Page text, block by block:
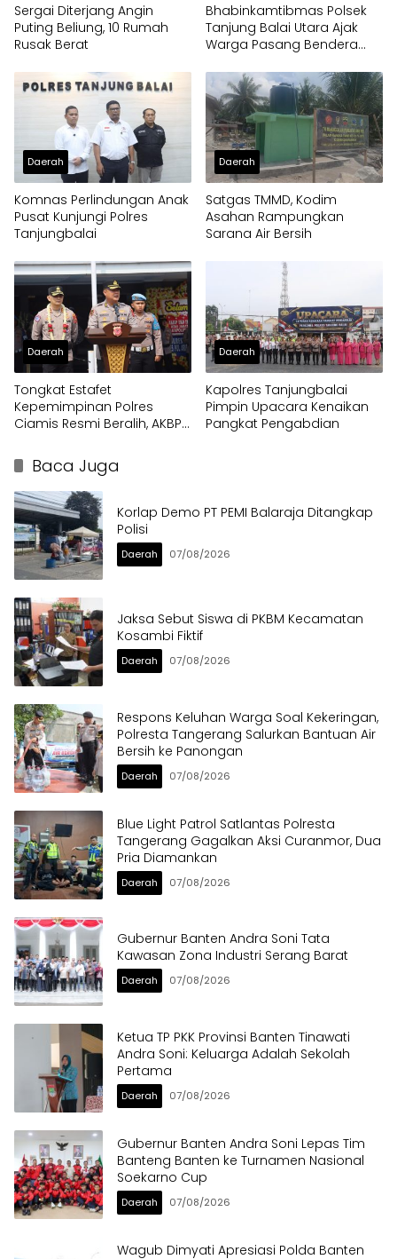
Sergai Diterjang Angin
Puting Beliung, 10 Rumah
Rusak Berat
Bhabinkamtibmas Polsek
Tanjung Balai Utara Ajak
Warga Pasang Bendera
Daerah
Komnas Perlindungan Anak
Pusat Kunjungi Polres
Tanjungbalai
Daerah
Satgas TMMD, Kodim
Asahan Rampungkan
Sarana Air Bersih
Daerah
Tongkat Estafet
Kepemimpinan Polres
Ciamis Resmi Beralih, AKBP
Pengabdian Presisi untuk
Masyarakat
Daerah
Kapolres Tanjungbalai
Pimpin Upacara Kenaikan
Pangkat Pengabdian
Baca Juga
Korlap Demo PT PEMI Balaraja Ditangkap
Polisi
Daerah 07/08/2026
Jaksa Sebut Siswa di PKBM Kecamatan
Kosambi Fiktif
Daerah 07/08/2026
Respons Keluhan Warga Soal Kekeringan,
Polresta Tangerang Salurkan Bantuan Air
Bersih ke Panongan
Daerah 07/08/2026
Blue Light Patrol Satlantas Polresta
Tangerang Gagalkan Aksi Curanmor, Dua
Pria Diamankan
Daerah 07/08/2026
Gubernur Banten Andra Soni Tata
Kawasan Zona Industri Serang Barat
Daerah 07/08/2026
Ketua TP PKK Provinsi Banten Tinawati
Andra Soni: Keluarga Adalah Sekolah
Pertama
Daerah 07/08/2026
Gubernur Banten Andra Soni Lepas Tim
Banteng Banten ke Turnamen Nasional
Soekarno Cup
Daerah 07/08/2026
Wagub Dimyati Apresiasi Polda Banten